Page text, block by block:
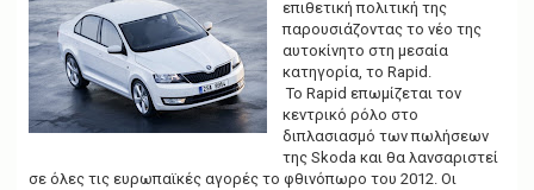
a
t
i
n
επιθετική πολιτική της
παρουσιάζοντας το νέο της
αυτοκίνητο στη μεσαία
κατηγορία, το Rapid.
Το Rapid επωμίζεται τον
κεντρικό ρόλο στο
διπλασιασμό των πωλήσεων
της Skoda και θα λανσαριστεί
σε όλες τις ευρωπαϊκές αγορές το φθινόπωρο του 2012. Oι